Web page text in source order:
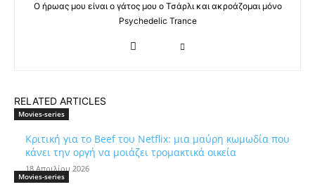
Ο ήρωας μου είναι ο γάτος μου ο Τσάρλι και ακροάζομαι μόνο
Psychedelic Trance
RELATED ARTICLES
Movies-series
Κριτική για το Beef του Netflix: μια μαύρη κωμωδία που
κάνει την οργή να μοιάζει τρομακτικά οικεία
18 Απριλίου 2026
Movies-series